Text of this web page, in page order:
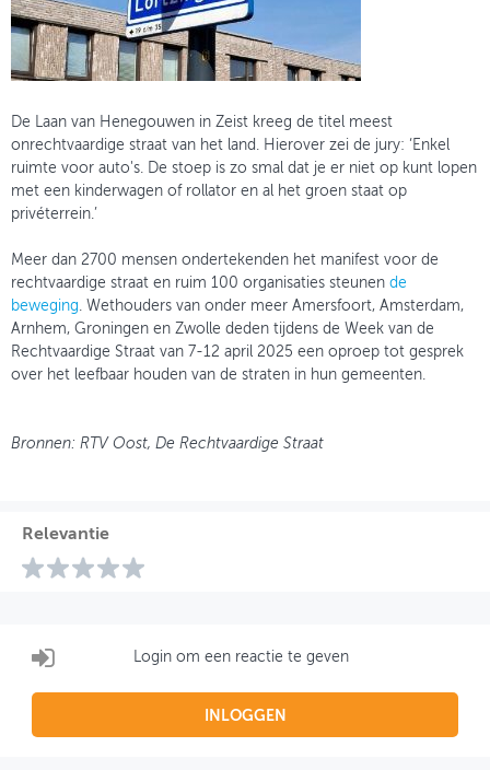
De Laan van Henegouwen in Zeist kreeg de titel meest
onrechtvaardige straat van het land. Hierover zei de jury: ‘Enkel
ruimte voor auto's. De stoep is zo smal dat je er niet op kunt lopen
met een kinderwagen of rollator en al het groen staat op
privéterrein.’
Meer dan 2700 mensen ondertekenden het manifest voor de
rechtvaardige straat en ruim 100 organisaties steunen de
beweging. Wethouders van onder meer Amersfoort, Amsterdam,
Arnhem, Groningen en Zwolle deden tijdens de Week van de
Rechtvaardige Straat van 7-12 april 2025 een oproep tot gesprek
over het leefbaar houden van de straten in hun gemeenten.
Bronnen: RTV Oost, De Rechtvaardige Straat
Relevantie
Login om een reactie te geven
INLOGGEN